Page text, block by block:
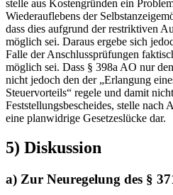
stelle aus Kostengründen ein
Wiederauflebens der
dass dies aufgrund der restriktiven
möglich sei. Daraus ergebe sich
Falle der Anschlussprüfungen
möglich sei. Dass § 398a AO nur
nicht jedoch den der „Erlangung
Steuervorteils“ regele und damit
Feststellungsbescheides, stelle nach
eine planwidrige Gesetzeslücke dar.
5) Diskussion
a) Zur Neuregelung des §